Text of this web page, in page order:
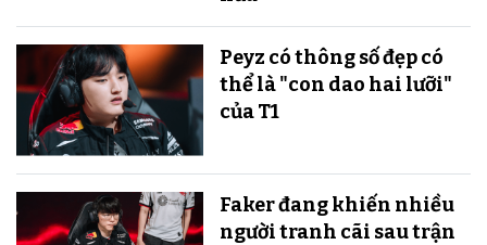
Peyz có thông số đẹp có
thể là "con dao hai lưỡi"
của T1
Faker đang khiến nhiều
người tranh cãi sau trận